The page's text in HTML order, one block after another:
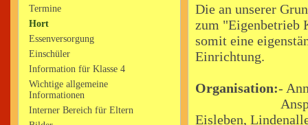
Termine
Hort
Essenversorgung
Einschüler
Information für Klasse 4
Wichtige allgemeine
Informationen
Interner Bereich für Eltern
Die an unserer
zum "Eigenbetrieb
somit eine
Einrichtung.
Organisation:-
Eisleben,